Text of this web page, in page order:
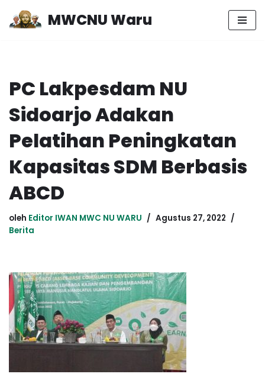
Lompat
MWCNU Waru
PC Lakpesdam NU
Sidoarjo Adakan
Pelatihan Peningkatan
Kapasitas SDM Berbasis
ABCD
oleh Editor IWAN MWC NU WARU
Agustus 27, 2022
Berita